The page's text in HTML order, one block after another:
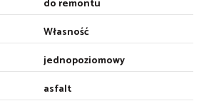
do remontu
Własność
jednopoziomowy
asfalt